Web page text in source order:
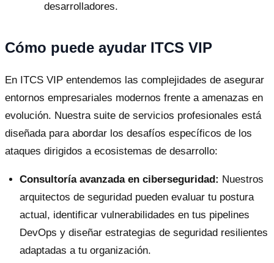
desarrolladores.
Cómo puede ayudar ITCS VIP
En ITCS VIP entendemos las complejidades de asegurar
entornos empresariales modernos frente a amenazas en
evolución. Nuestra suite de servicios profesionales está
diseñada para abordar los desafíos específicos de los
ataques dirigidos a ecosistemas de desarrollo:
Consultoría avanzada en ciberseguridad: Nuestros
arquitectos de seguridad pueden evaluar tu postura
actual, identificar vulnerabilidades en tus pipelines
DevOps y diseñar estrategias de seguridad resilientes
adaptadas a tu organización.